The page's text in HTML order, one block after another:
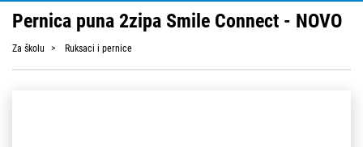
Pernica puna 2zipa Smile Connect - NOVO
Za školu Ruksaci i pernice